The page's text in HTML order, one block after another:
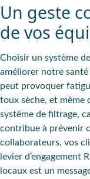
Un geste
de vos
Choisir un système
améliorer notre
peut provoquer
toux sèche, et même
système de filtrage,
contribue à prévenir
collaborateurs, vos
levier d’engagement
locaux est un